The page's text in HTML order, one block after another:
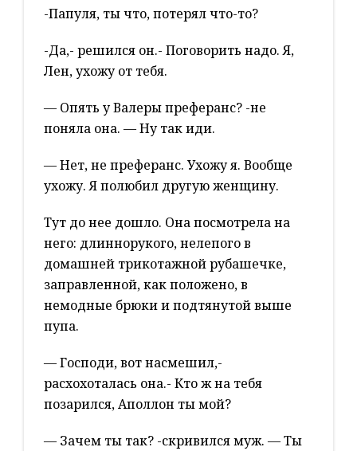
-Папуля, ты что, потерял что-то?
-Да,- решился он.- Поговорить надо. Я,
Лен, ухожу от тебя.
— Опять у Валеры преферанс? -не
поняла она. — Ну так иди.
— Нет, не преферанс. Ухожу я. Вообще
ухожу. Я полюбил другую женщину.
Тут до нее дошло. Она посмотрела на
него: длиннорукого, нелепого в
домашней трикотажной рубашечке,
заправленной, как положено, в
немодные брюки и подтянутой выше
пупа.
— Господи, вот насмешил,-
расхохоталась она.- Кто ж на тебя
позарился, Аполлон ты мой?
— Зачем ты так? -скривился муж. — Ты